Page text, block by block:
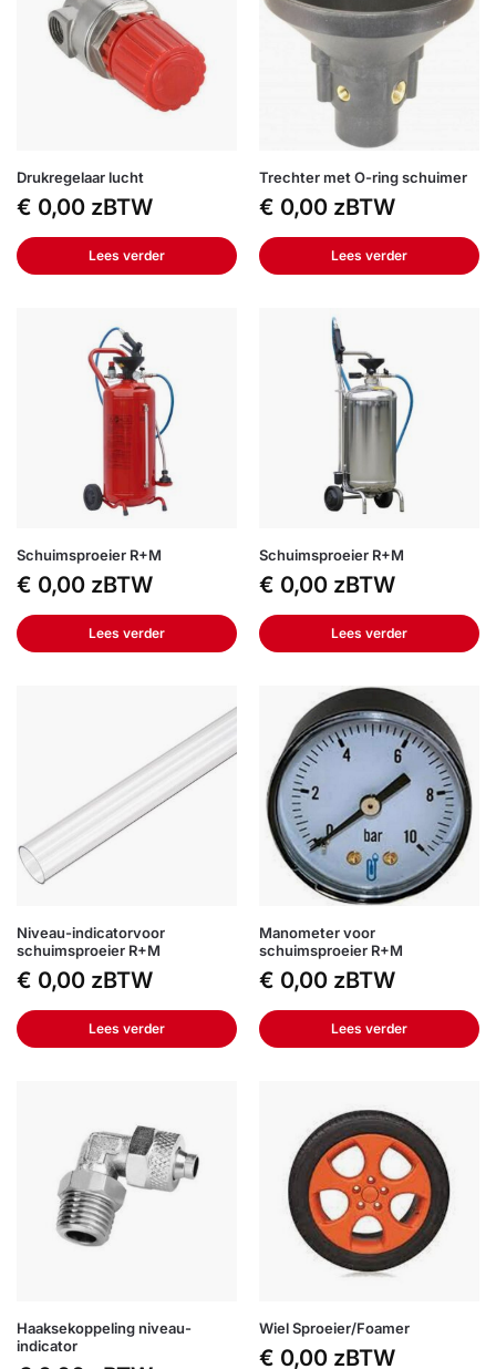
Drukregelaar lucht
€ 0,00 zBTW
Lees verder
Trechter met O-ring schuimer
€ 0,00 zBTW
Lees verder
Schuimsproeier R+M
€ 0,00 zBTW
Lees verder
Schuimsproeier R+M
€ 0,00 zBTW
Lees verder
Niveau-indicatorvoor
schuimsproeier R+M
€ 0,00 zBTW
Lees verder
Manometer voor
schuimsproeier R+M
€ 0,00 zBTW
Lees verder
Haaksekoppeling niveau-
indicator
Wiel Sproeier/Foamer
€ 0,00 zBTW